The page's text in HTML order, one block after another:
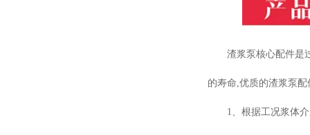
渣浆泵核心配件是
的寿命,优质的渣浆泵
1、根据工况浆体